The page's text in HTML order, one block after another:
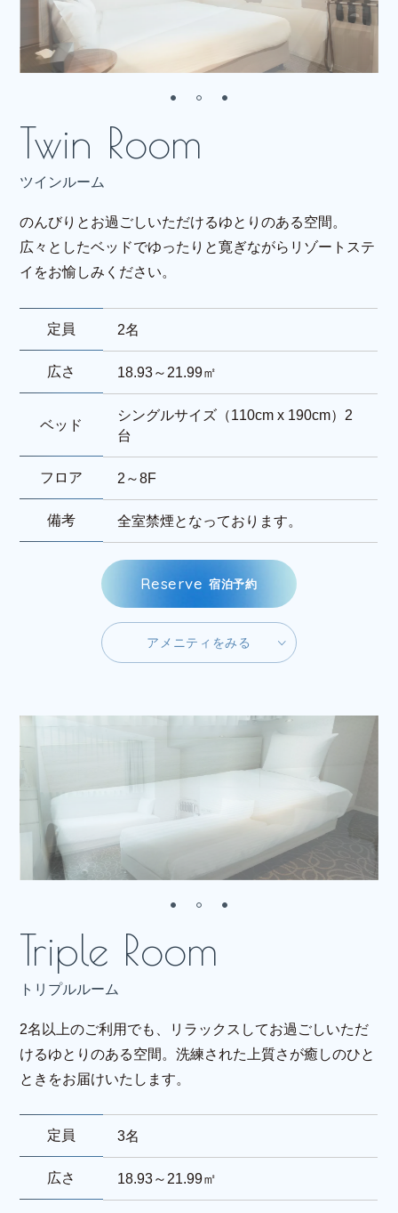
ツインルーム
のんびりとお過ごしいただけるゆとりのある空間。
広々としたベッドでゆったりと寛ぎながらリゾートステ
イをお愉しみください。
Reserve 宿泊予約
ア メ ニテ ィ をみ る
定員 2名
広さ 18.93～21.99㎡
ベッド
シングルサイズ（110cm x 190cm）2
台
フロア 2～8F
備考 全室禁煙となっております。
トリプルルーム
2名以上のご利用でも、リラックスしてお過ごしいただ
けるゆとりのある空間。洗練された上質さが癒しのひと
ときをお届けいたします。
定員 3名
広さ 18.93～21.99㎡